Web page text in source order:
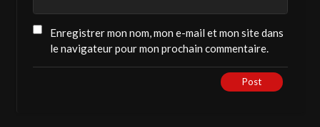
Enregistrer mon nom, mon e-mail et mon site dans
le navigateur pour mon prochain commentaire.
Post